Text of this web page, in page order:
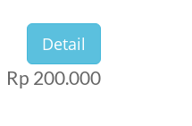
Detail
Rp 200.000